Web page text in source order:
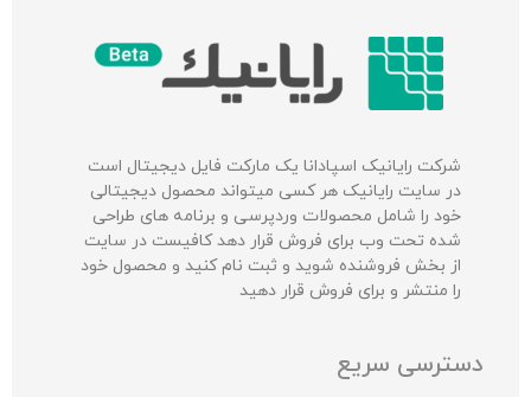
شرکت‌ رایانیک اسپادانا یک مارکت فایل دیجیتال است
در سایت رایانیک هر کسی میتواند محصول دیجیتالی
خود را شامل محصولات وردپرسی و برنامه های طراحی
شده تحت وب برای فروش قرار دهد کافیست در سایت
از بخش فروشنده شوید و ثبت نام کنید و محصول خود
را منتشر و برای فروش قرار دهید
دسترسی سریع